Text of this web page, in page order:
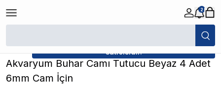
2
/ Akvaryum Buhar Camı Tutucu Beyaz 4 Adet
satıcısıdır.
Akvaryum Buhar Camı Tutucu Beyaz 4 Adet
6mm Cam İçin